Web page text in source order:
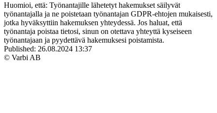
Huomioi, että: Työnantajille lähetetyt hakemukset säilyvät
työnantajalla ja ne poistetaan työnantajan GDPR-ehtojen mukaisesti,
jotka hyväksyttiin hakemuksen yhteydessä. Jos haluat, että
työnantaja poistaa tietosi, sinun on otettava yhteyttä kyseiseen
työnantajaan ja pyydettävä hakemuksesi poistamista.
Published: 26.08.2024 13:37
© Varbi AB